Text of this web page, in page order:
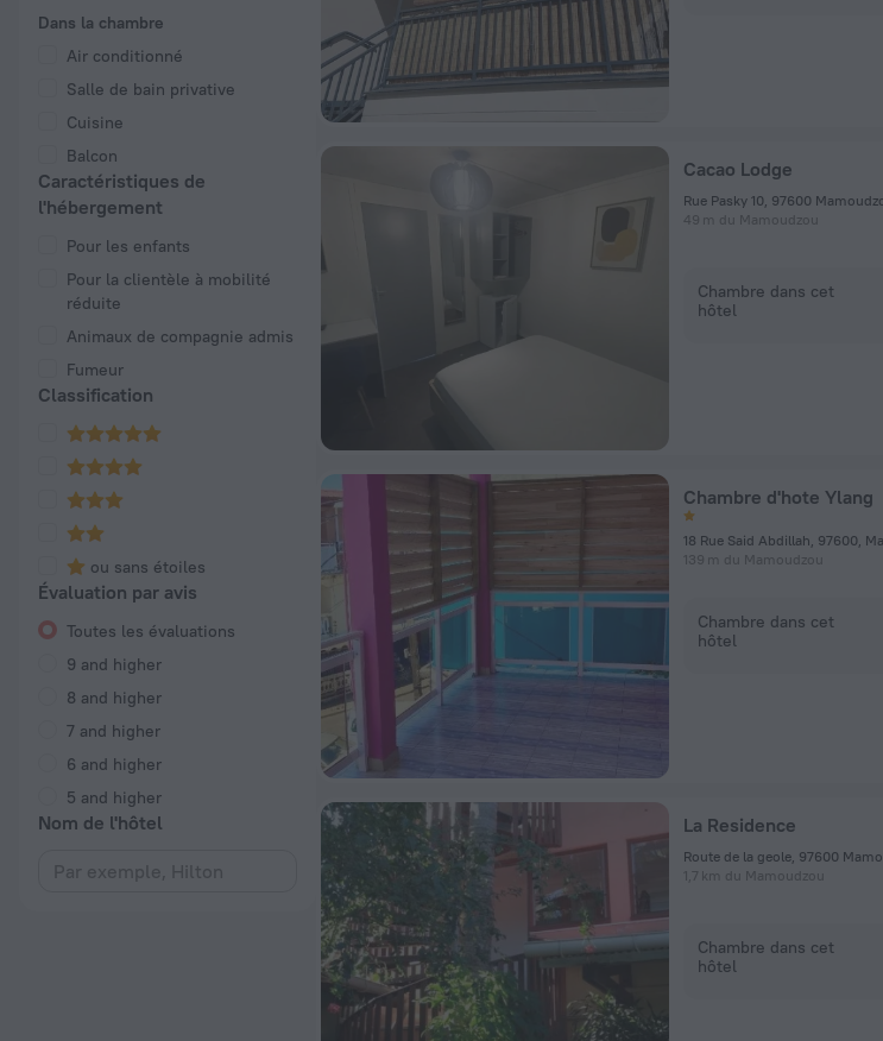
Dans la chambre
Air conditionné
Salle de bain privative
Cuisine
Balcon
Caractéristiques de
l'hébergement
Pour les enfants
Pour la clientèle à mobilité
réduite
Animaux de compagnie admis
Fumeur
Classification
ou sans étoiles
Évaluation par avis
Toutes les évaluations
9 and higher
8 and higher
7 and higher
6 and higher
5 and higher
Nom de l'hôtel
Cacao Lodge
Rue Pasky 10, 97600
49 m du Mamoudzou
Chambre dans cet
hôtel
Chambre d'hote Ylang
18 Rue Said Abdillah, 97600,
139 m du Mamoudzou
Chambre dans cet
hôtel
La Residence
Route de la geole, 97600
1,7 km du Mamoudzou
Chambre dans cet
hôtel